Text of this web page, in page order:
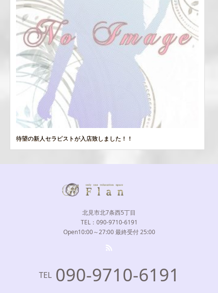
待望の新人セラピストが入店致しました！！
北見市北7条西5丁目
TEL：090-9710-6191
Open10:00～27:00 最終受付 25:00
TEL 090-9710-6191